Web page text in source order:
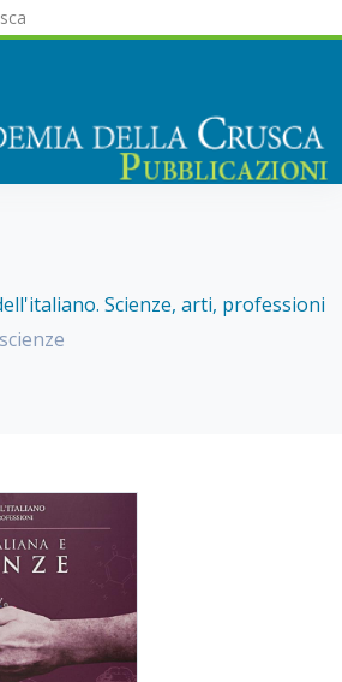
Scienze, arti, professioni